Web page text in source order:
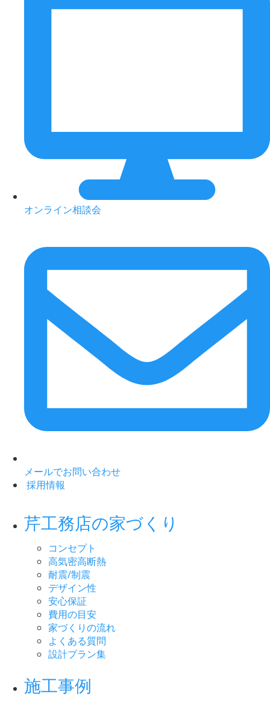
オンライン相談会
メールでお問い合わせ
採用情報
芹工務店の家づくり
コンセプト
高気密高断熱
耐震/制震
デザイン性
安心保証
費用の目安
家づくりの流れ
よくある質問
設計プラン集
施工事例